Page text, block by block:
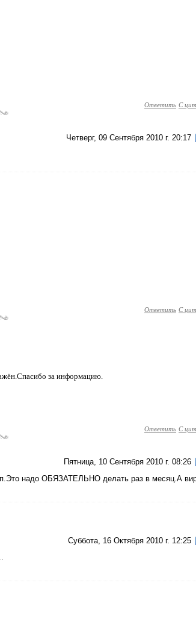
Ответить С
Четверг, 09 Сентября 2010 г. 20:17
Ответить С
за информацию.
Ответить С
Пятница, 10 Сентября 2010 г. 08:26
надо ОБЯЗАТЕЛЬНО делать раз в месяц.А
Суббота, 16 Октября 2010 г. 12:25